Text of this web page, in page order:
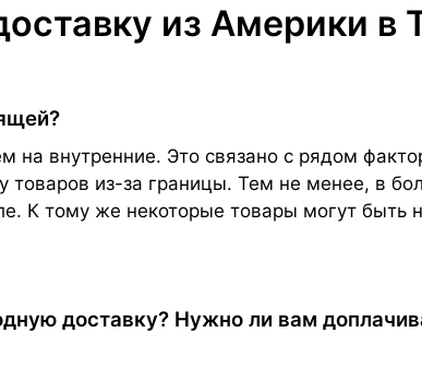
из Америки в
внутренние. Это связано с рядом
из-за границы. Тем не менее, в
К тому же некоторые товары могут быть
доставку? Нужно ли вам